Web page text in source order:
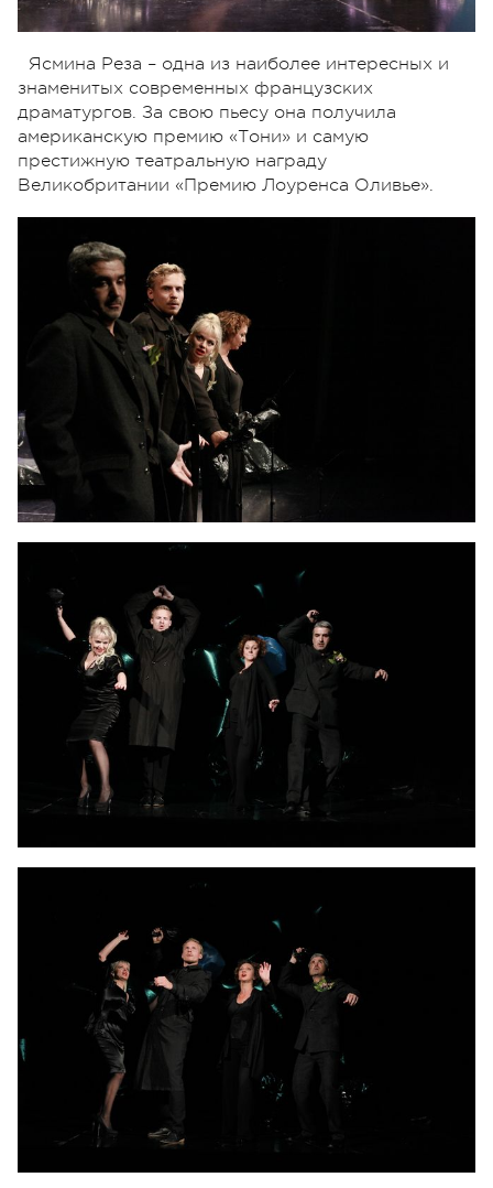
Ясмина Реза – одна из наиболее интересных и
знаменитых современных французских
драматургов. За свою пьесу она получила
американскую премию «Тони» и самую
престижную театральную награду
Великобритании «Премию Лоуренса Оливье».